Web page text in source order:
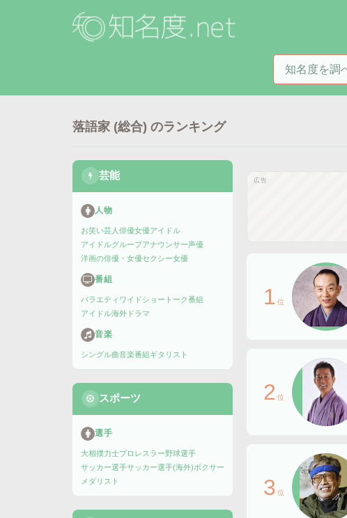
知名度を検索
落語家 (総合) のランキング
芸能
人物
お笑い芸人 俳優女優アイドル
アイドルグループアナウンサー声優
洋画の俳優・女優セクシー女優
番組
バラエティ ワイドショー トーク番組
アイドル海外ドラマ
音楽
シングル曲音楽番組ギタリスト
スポーツ
選手
大相撲力士プロレスラー野球選手
サッカー選手サッカー選手(海外)ボクサー
メダリスト
広告
1 位
2 位
3 位